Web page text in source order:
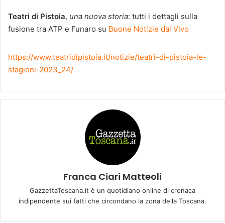
Teatri di Pistoia, una nuova storia: tutti i dettagli sulla
fusione tra ATP e Funaro su Buone Notizie dal Vivo
https://www.teatridipistoia.it/notizie/teatri-di-pistoia-le-
stagioni-2023_24/
Franca Ciari Matteoli
GazzettaToscana.it è un quotidiano online di cronaca
indipendente sui fatti che circondano la zona della Toscana.